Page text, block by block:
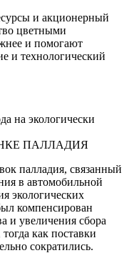
и акционерный
цветными
и помогают
и технологический
на экологически
ПАЛЛАДИЯ
палладия, связанный
в автомобильной
экологических
компенсирован
и увеличения сбора
как поставки
сократились.